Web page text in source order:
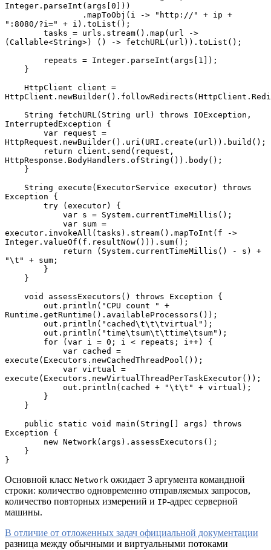
Integer.parseInt(args[0]))
":8080/?i=" + i).toList();
(Callable<String>) () -> fetchURL(url)).toList();
        repeats = Integer.parseInt(args[1]);
    }
InterruptedException {
HttpRequest.newBuilder().uri(URI.create(url)).build();
HttpResponse.BodyHandlers.ofString()).body();
    }
Exception {
        try (executor) {
            var s = System.currentTimeMillis();
executor.invokeAll(tasks).stream().mapToInt(f ->
Integer.valueOf(f.resultNow())).sum();
"\t" + sum;
        }
    }
    void assessExecutors() throws Exception {
Runtime.getRuntime().availableProcessors());
        out.println("cached\t\t\tvirtual");
        out.println("time\tsum\t\ttime\tsum");
        for (var i = 0; i < repeats; i++) {
execute(Executors.newCachedThreadPool());
execute(Executors.newVirtualThreadPerTaskExecutor());
            out.println(cached + "\t\t" + virtual);
        }
    }
Exception {
        new Network(args).assessExecutors();
    }
}
Основной класс Network ожидает 3 аргумента командной
строки: количество одновременно отправляемых запросов,
количество повторных измерений и IP-адрес серверной
машины.
В отличие от отложенных задач официальной документации
разница между обычными и виртуальными потоками